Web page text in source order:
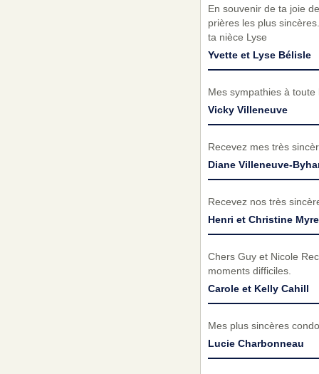
En souvenir de ta joie
prières les plus
ta nièce Lyse
Yvette et Lyse Bélisle
Mes sympathies à toute
Vicky Villeneuve
Recevez mes très
Diane Villeneuve-
Recevez nos très
Henri et Christine Myre
Chers Guy et Nicole
moments difficiles.
Carole et Kelly Cahill
Mes plus sincères
Lucie Charbonneau